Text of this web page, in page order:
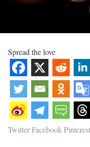
Spread the love
TwitterFacebook Pinterest